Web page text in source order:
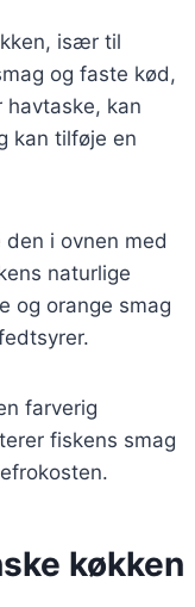
især til
og faste kød,
kan
kan tilføje en
i ovnen med
naturlige
og orange smag
farverig
fiskens smag
køkken